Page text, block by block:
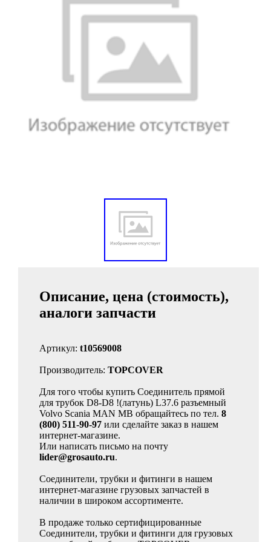
Описание, цена (стоимость),
аналоги запчасти
Артикул: t10569008
Производитель: TOPCOVER
Для того чтобы купить Соединитель прямой
для трубок D8-D8 !(латунь) L37.6 разъемный
Volvo Scania MAN MB обращайтесь по тел. 8
(800) 511-90-97 или сделайте заказ в нашем
интернет-магазине.
Или написать письмо на почту
lider@grosauto.ru.
Соединители, трубки и фитинги в нашем
интернет-магазине грузовых запчастей в
наличии в широком ассортименте.
В продаже только сертифицированные
Соединители, трубки и фитинги для грузовых